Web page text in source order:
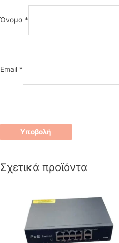
Όνομα *
Email *
Σχετικά προϊόντα